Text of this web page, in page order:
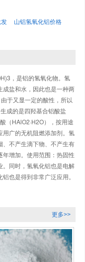
山铝氢氧化铝价格
，是铝的氢氧化物。氢
成盐和水，因此也是一种两
于又显一定的酸性，所以
成的是四羟基合铝酸盐
（HAlO2·H2O），按用途
用广的无机阻燃添加剂。氢
、不产生滴下物、不产生有
增加。使用范围：热固性
。同时，氢氧化铝也是电解
也是得到非常广泛应用。
更多>>